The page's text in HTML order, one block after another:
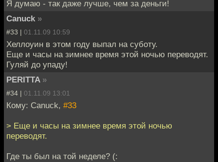
Я думаю - так даже лучше, чем за деньги!
Canuck »
#33 | 01.11.09 10:59
Хеллоуин в этом году выпал на суботу.
Еще и часы на зимнее время этой ночью переводят.
Гуляй до упаду!
PERITTA »
#34 | 01.11.09 13:01
Кому: Canuck, #33
> Еще и часы на зимнее время этой ночью
переводят.
Где ты был на той неделе? (: